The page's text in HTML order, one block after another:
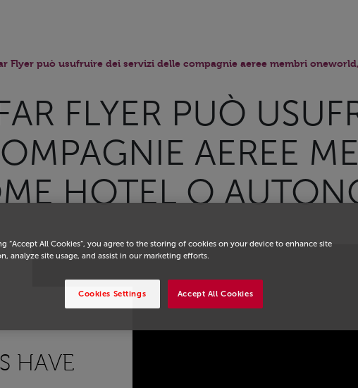
Flyer può usufruire dei servizi delle compagnie aeree membri
FLYER PUÒ
AEREE
HOTEL O
HAVE
“Accept All Cookies”, you agree to the storing of cookies on your device to enhance site
analyze site usage, and assist in our marketing efforts.
Accept All Cookies
Cookies Settings